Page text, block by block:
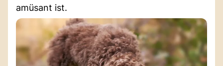
amüsant ist.